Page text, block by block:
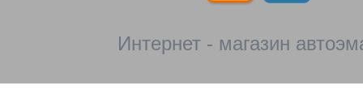
Интернет - магазин